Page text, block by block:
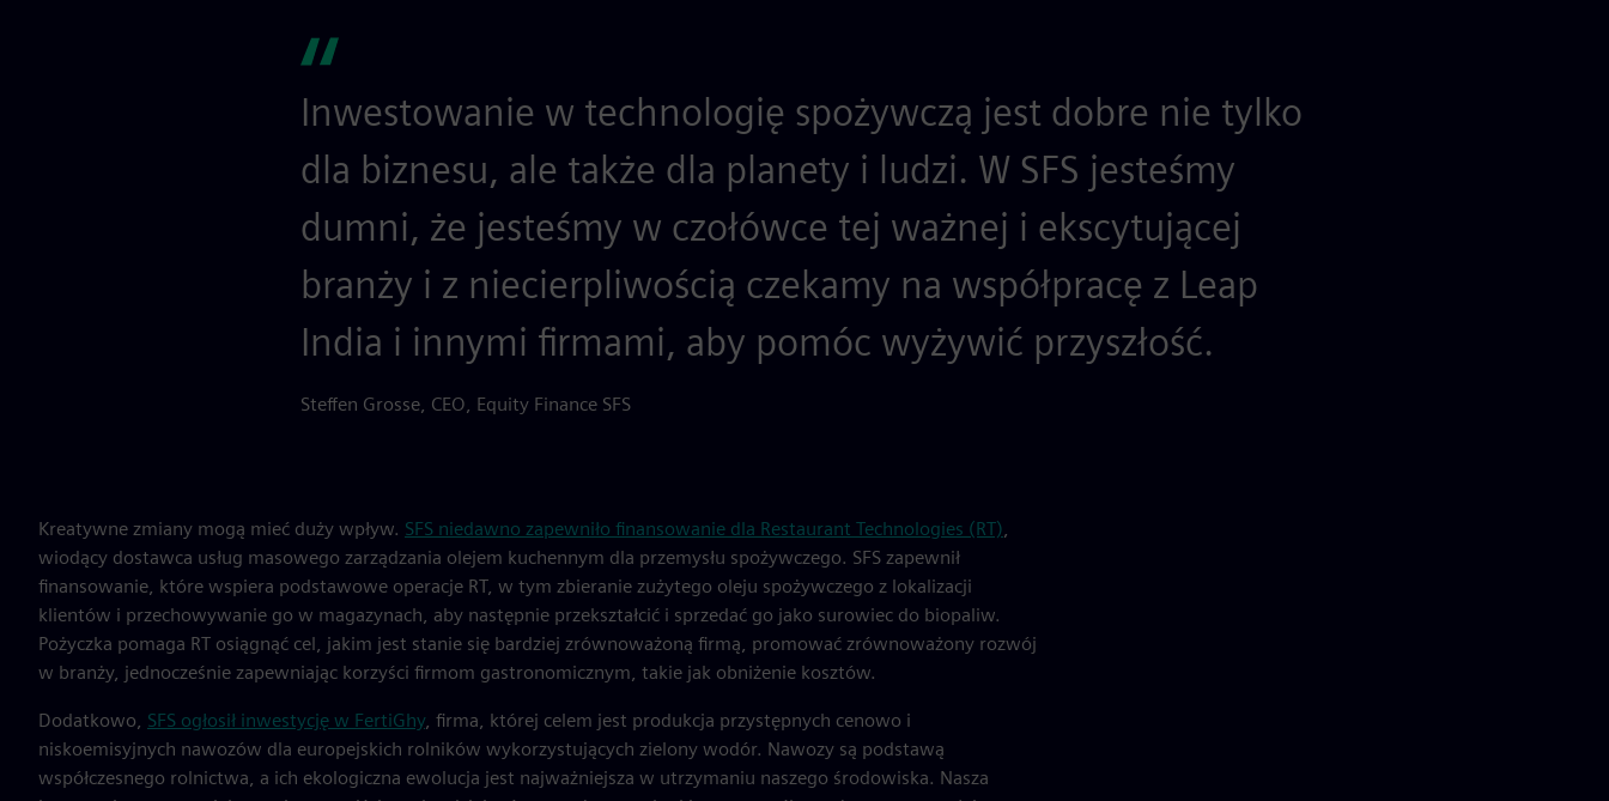
Inwestowanie w technologię spożywczą jest dobre nie tylko
dla biznesu, ale także dla planety i ludzi. W SFS jesteśmy
dumni, że jesteśmy w czołówce tej ważnej i ekscytującej
branży i z niecierpliwością czekamy na współpracę z Leap
India i innymi firmami, aby pomóc wyżywić przyszłość.
Steffen Grosse, CEO, Equity Finance SFS
Kreatywne zmiany mogą mieć duży wpływ. SFS niedawno zapewniło finansowanie dla Restaurant Technologies (RT),
wiodący dostawca usług masowego zarządzania olejem kuchennym dla przemysłu spożywczego. SFS zapewnił
finansowanie, które wspiera podstawowe operacje RT, w tym zbieranie zużytego oleju spożywczego z lokalizacji
klientów i przechowywanie go w magazynach, aby następnie przekształcić i sprzedać go jako surowiec do biopaliw.
Pożyczka pomaga RT osiągnąć cel, jakim jest stanie się bardziej zrównoważoną firmą, promować zrównoważony rozwój
w branży, jednocześnie zapewniając korzyści firmom gastronomicznym, takie jak obniżenie kosztów.
Dodatkowo, SFS ogłosił inwestycję w FertiGhy, firma, której celem jest produkcja przystępnych cenowo i
niskoemisyjnych nawozów dla europejskich rolników wykorzystujących zielony wodór. Nawozy są podstawą
współczesnego rolnictwa, a ich ekologiczna ewolucja jest najważniejsza w utrzymaniu naszego środowiska. Nasza